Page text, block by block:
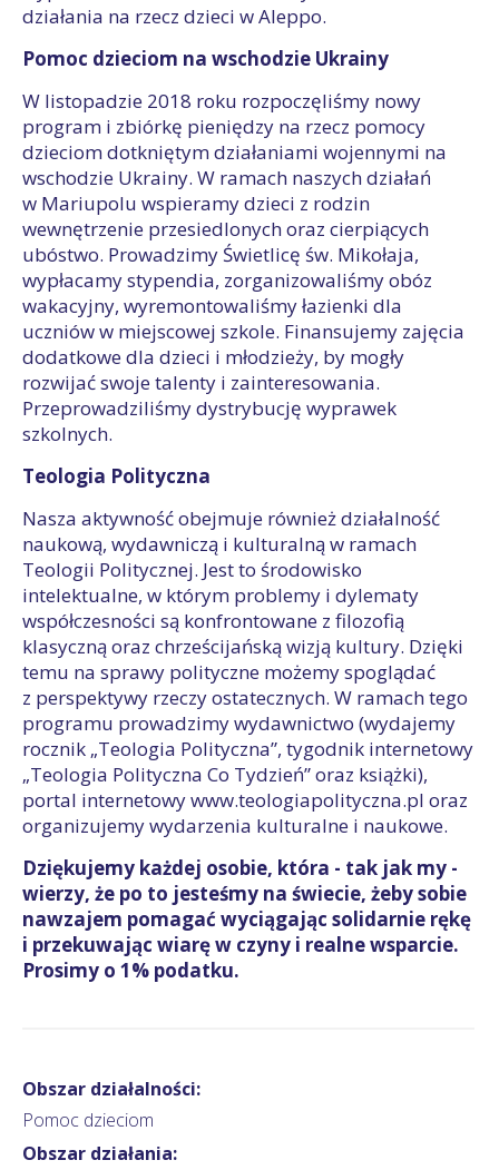
działania na rzecz dzieci w Aleppo.
Pomoc dzieciom na wschodzie Ukrainy
W listopadzie 2018 roku rozpoczęliśmy nowy
program i zbiórkę pieniędzy na rzecz pomocy
dzieciom dotkniętym działaniami wojennymi na
wschodzie Ukrainy. W ramach naszych działań
w Mariupolu wspieramy dzieci z rodzin
wewnętrzenie przesiedlonych oraz cierpiących
ubóstwo. Prowadzimy Świetlicę św. Mikołaja,
wypłacamy stypendia, zorganizowaliśmy obóz
wakacyjny, wyremontowaliśmy łazienki dla
uczniów w miejscowej szkole. Finansujemy zajęcia
dodatkowe dla dzieci i młodzieży, by mogły
rozwijać swoje talenty i zainteresowania.
Przeprowadziliśmy dystrybucję wyprawek
szkolnych.
Teologia Polityczna
Nasza aktywność obejmuje również działalność
naukową, wydawniczą i kulturalną w ramach
Teologii Politycznej. Jest to środowisko
intelektualne, w którym problemy i dylematy
współczesności są konfrontowane z filozofią
klasyczną oraz chrześcijańską wizją kultury. Dzięki
temu na sprawy polityczne możemy spoglądać
z perspektywy rzeczy ostatecznych. W ramach tego
programu prowadzimy wydawnictwo (wydajemy
rocznik „Teologia Polityczna”, tygodnik internetowy
„Teologia Polityczna Co Tydzień” oraz książki),
portal internetowy www.teologiapolityczna.pl oraz
organizujemy wydarzenia kulturalne i naukowe.
Dziękujemy każdej osobie, która - tak jak my -
wierzy, że po to jesteśmy na świecie, żeby sobie
nawzajem pomagać wyciągając solidarnie rękę
i przekuwając wiarę w czyny i realne wsparcie.
Prosimy o 1% podatku.
Obszar działalności:
Pomoc dzieciom
Obszar działania: